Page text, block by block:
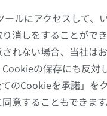
ルにアクセスして、
消しをすることがで
れない場合、当社は
の保存にも反対
のCookieを承諾」を
意することもできます